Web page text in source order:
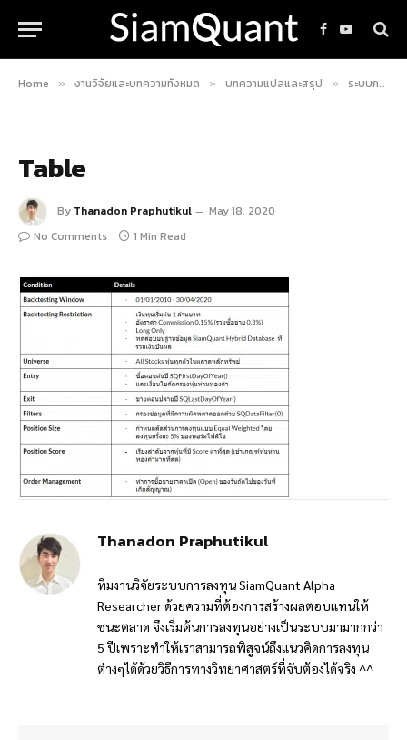
Facebook
YouTube
Home » งานวิจัยและบทความทั้งหมด » บทความแปลและสรุป » ระบบการลงทุน “หุ้นห่านทองคำ”
Table
By Thanadon Praphutikul
May 18, 2020
No Comments
1 Min Read
Thanadon Praphutikul
ทีมงานวิจัยระบบการลงทุน SiamQuant Alpha
Researcher ด้วยความที่ต้องการสร้างผลตอบแทนให้
ชนะตลาด จึงเริ่มต้นการลงทุนอย่างเป็นระบบมามากกว่า
5 ปีเพราะทำให้เราสามารถพิสูจน์ถึงแนวคิดการลงทุน
ต่างๆได้ด้วยวิธีการทางวิทยาศาสตร์ที่จับต้องได้จริง ^^